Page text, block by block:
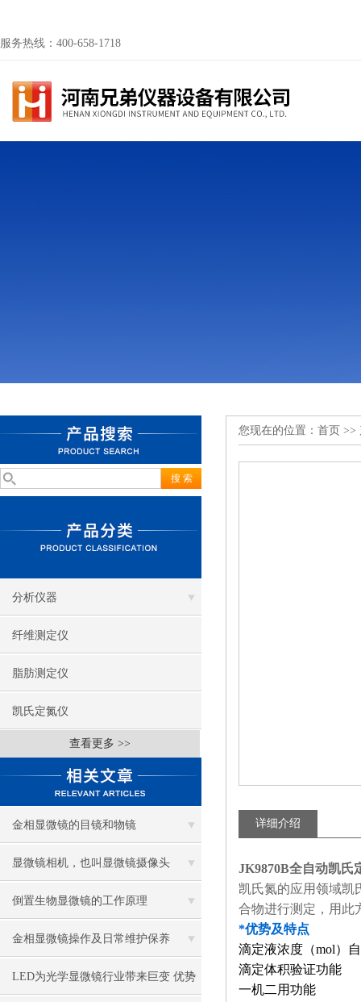
服务热线：400-658-1718
分析仪器
纤维测定仪
脂肪测定仪
凯氏定氮仪
查看更多 >>
金相显微镜的目镜和物镜
显微镜相机，也叫显微镜摄像头
倒置生物显微镜的工作原理
金相显微镜操作及日常维护保养
LED为光学显微镜行业带来巨变 优势
您现在的位置： 首页 >>
详细介绍
JK9870B全自动凯氏
凯氏氮的应用领域凯
合物进行测定，用
*优势及特点
滴定液浓度（mol）
滴定体积验证功能
一机二用功能